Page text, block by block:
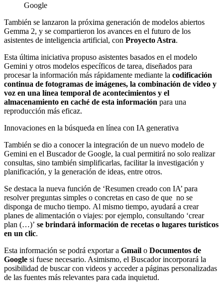
Google
También se lanzaron la próxima generación de modelos abiertos
Gemma 2, y se compartieron los avances en el futuro de los
asistentes de inteligencia artificial, con Proyecto Astra.
Esta última iniciativa propuso asistentes basados en el modelo
Gemini y otros modelos específicos de tarea, diseñados para
procesar la información más rápidamente mediante la codificación
continua de fotogramas de imágenes, la combinación de video y
voz en una línea temporal de acontecimientos y el
almacenamiento en caché de esta información para una
reproducción más eficaz.
Innovaciones en la búsqueda en línea con IA generativa
También se dio a conocer la integración de un nuevo modelo de
Gemini en el Buscador de Google, la cual permitirá no solo realizar
consultas, sino también simplificarlas, facilitar la investigación y
planificación, y la generación de ideas, entre otros.
Se destaca la nueva función de ‘Resumen creado con IA’ para
resolver preguntas simples o concretas en caso de que no se
disponga de mucho tiempo. Al mismo tiempo, ayudará a crear
planes de alimentación o viajes: por ejemplo, consultando ‘crear
plan (…)’ se brindará información de recetas o lugares turísticos
en un clic.
Esta información se podrá exportar a Gmail o Documentos de
Google si fuese necesario. Asimismo, el Buscador incorporará la
posibilidad de buscar con videos y acceder a páginas personalizadas
de las fuentes más relevantes para cada inquietud.